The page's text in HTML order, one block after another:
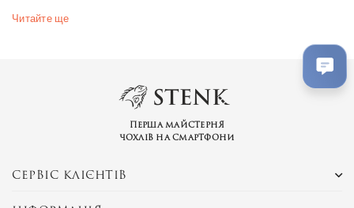
Дисплей
6.67
Ціна на старті продажів :
Ринки країн :
Читайте ще
Перша майстерня
чохлів на смартфони
СЕРВІС КЛІЄНТІВ